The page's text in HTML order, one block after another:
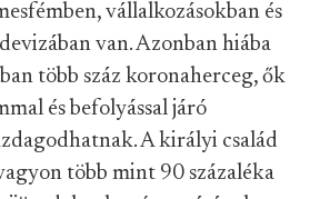
vállalkozásokban és
van. Azonban hiába
több száz koronaherceg, ők
és befolyással járó
A királyi család
több mint 90 százaléka